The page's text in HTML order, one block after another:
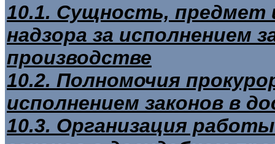
10.1. Сущность, предмет
надзора за исполнением
производстве
10.2. Полномочия
исполнением законов в
10.3. Организация